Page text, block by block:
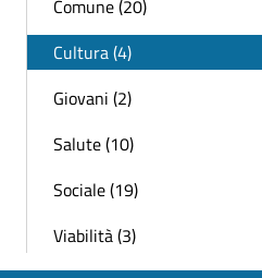
Comune (20)
Cultura (4)
Giovani (2)
Salute (10)
Sociale (19)
Viabilità (3)